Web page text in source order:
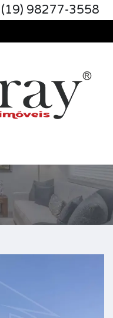
(19) 98277-3558